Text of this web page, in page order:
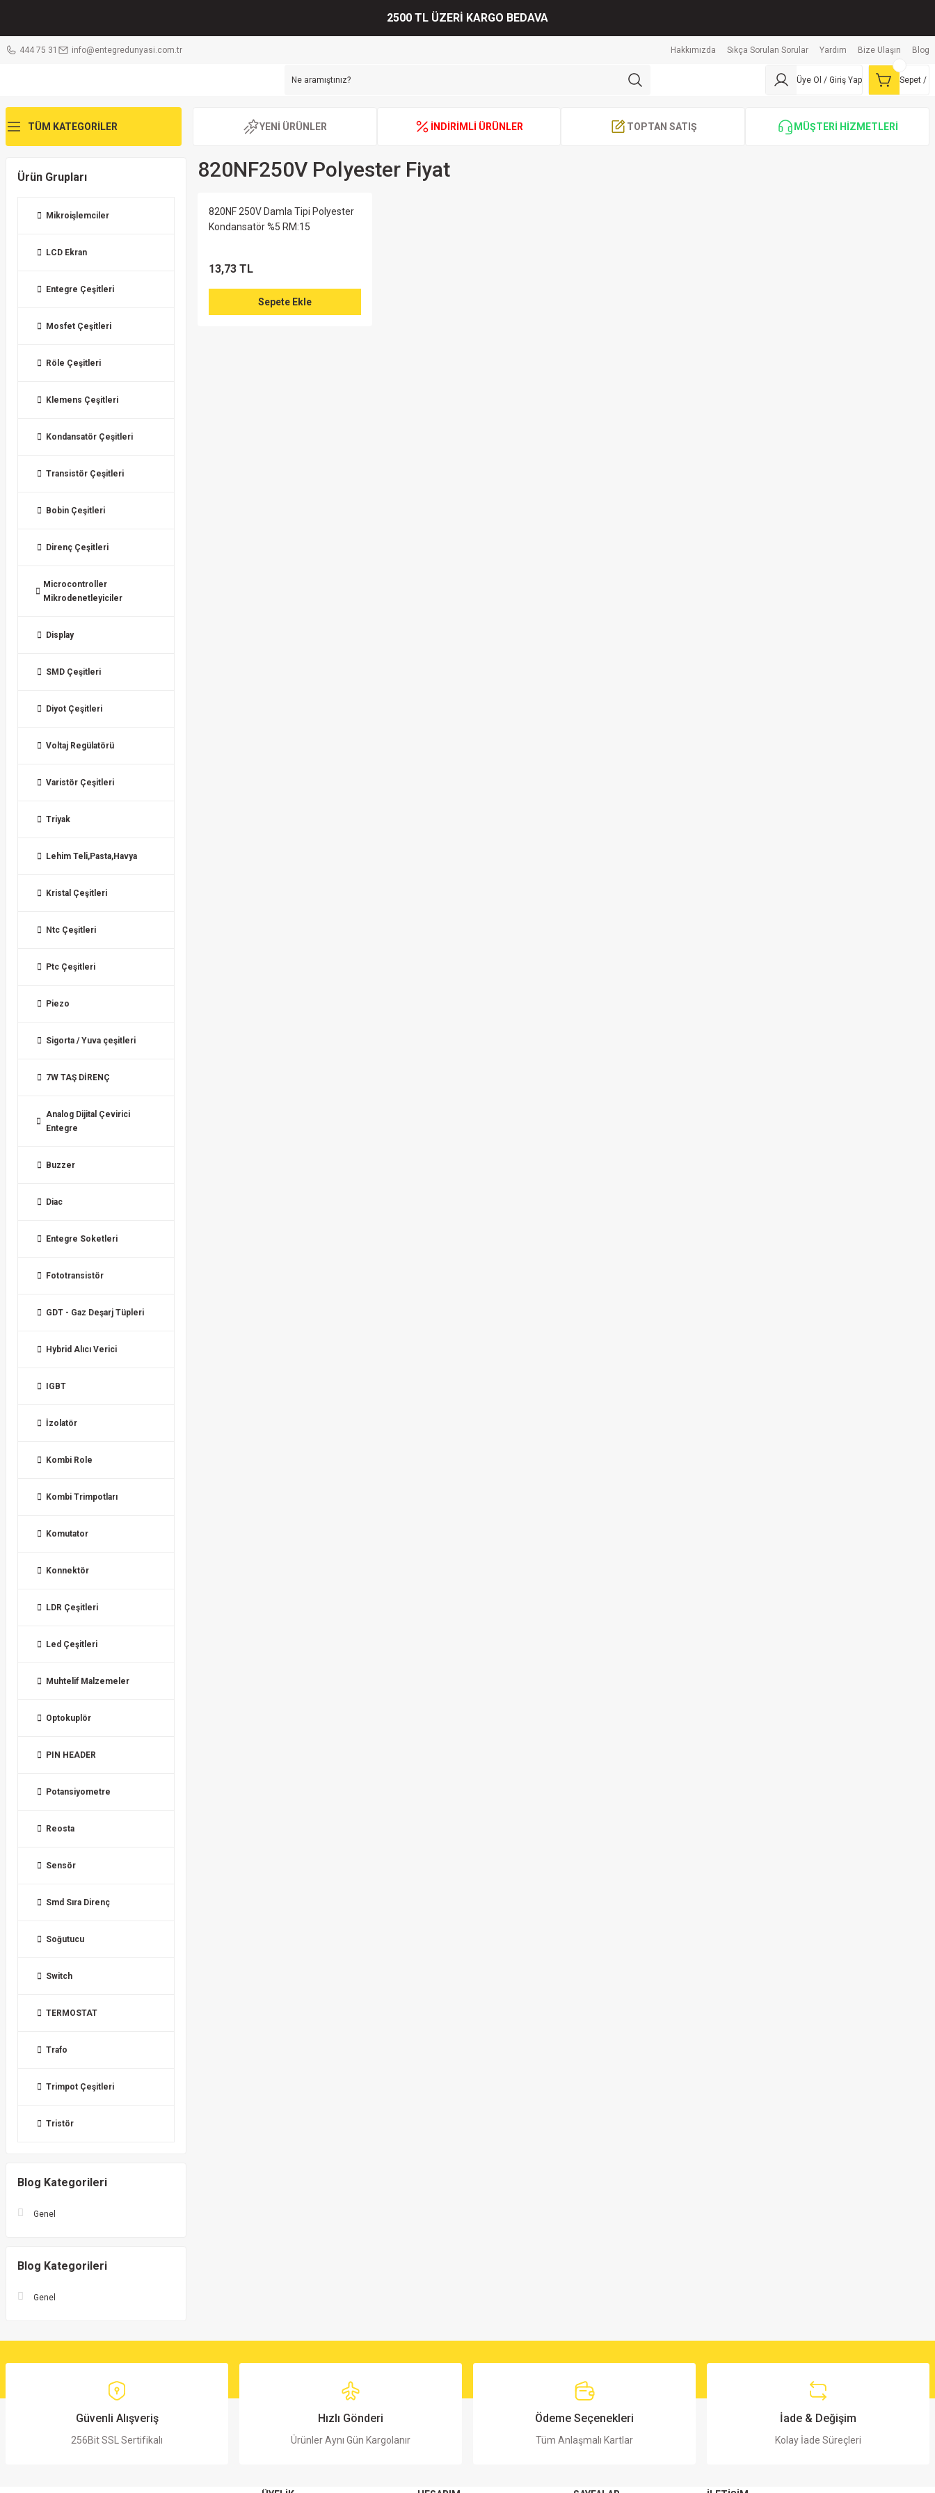
2500 TL ÜZERİ KARGO BEDAVA
444 75 31 info@entegredunyasi.com.tr Hakkımızda Sıkça Sorulan Sorular Yardım Bize Ulaşın Blog
Üye Ol / Giriş Yap Sepet /
TÜM KATEGORİLER YENİ ÜRÜNLER İNDİRİMLİ ÜRÜNLER TOPTAN SATIŞ MÜŞTERİ HİZMETLERİ
Ürün Grupları
Mikroişlemciler
LCD Ekran
Entegre Çeşitleri
Mosfet Çeşitleri
Röle Çeşitleri
Klemens Çeşitleri
Kondansatör Çeşitleri
Transistör Çeşitleri
Bobin Çeşitleri
Direnç Çeşitleri
Microcontroller
Mikrodenetleyiciler
Display
SMD Çeşitleri
Diyot Çeşitleri
Voltaj Regülatörü
Varistör Çeşitleri
Triyak
Lehim Teli,Pasta,Havya
Kristal Çeşitleri
Ntc Çeşitleri
Ptc Çeşitleri
Piezo
Sigorta / Yuva çeşitleri
7W TAŞ DİRENÇ
Analog Dijital Çevirici
Entegre
Buzzer
Diac
Entegre Soketleri
Fototransistör
GDT - Gaz Deşarj Tüpleri
Hybrid Alıcı Verici
IGBT
İzolatör
Kombi Role
Kombi Trimpotları
Komutator
Konnektör
LDR Çeşitleri
Led Çeşitleri
Muhtelif Malzemeler
Optokuplör
PIN HEADER
Potansiyometre
Reosta
Sensör
Smd Sıra Direnç
Soğutucu
Switch
TERMOSTAT
Trafo
Trimpot Çeşitleri
Tristör
Blog Kategorileri
Genel
Blog Kategorileri
Genel
820NF250V Polyester Fiyat
820NF 250V Damla Tipi Polyester
Kondansatör %5 RM:15
13,73 TL
Sepete Ekle
Güvenli Alışveriş
256Bit SSL Sertifikalı
Hızlı Gönderi
Ürünler Aynı Gün Kargolanır
Ödeme Seçenekleri
Tüm Anlaşmalı Kartlar
İade & Değişim
Kolay İade Süreçleri